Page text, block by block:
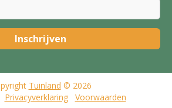
Tuinland © 2026
Privacyverklaring Voorwaarden